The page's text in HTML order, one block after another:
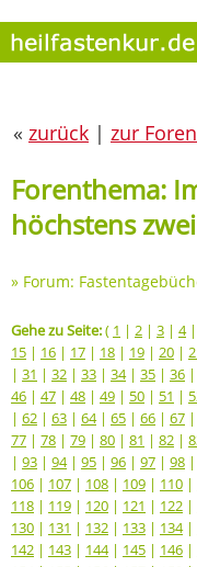
« zurück | zur
Forenthema:
höchstens
» Forum:
Gehe zu Seite:( 1 | 2 | 3 | 4|
15 | 16 | 17 | 18 | 19 | 20 |
| 31 | 32 | 33 | 34| 35 | 36 |
46 | 47 | 48 | 49 | 50 | 51 |
| 62 | 63 | 64| 65 | 66 | 67 |
77 | 78 | 79 | 80 | 81 | 82 |
| 93 | 94| 95 | 96 | 97 | 98 |
106 | 107 | 108 | 109 | 110 |
118 | 119 | 120 | 121 | 122 |
130 | 131 | 132 | 133 | 134|
142 | 143 | 144| 145 | 146 |